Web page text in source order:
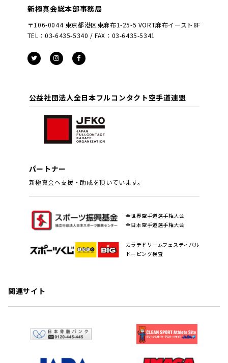
新極真会総本部事務局
〒106-0044 東京都港区東麻布1-25-5 VORT麻布イースト8F
TEL：03-6435-5340 / FAX：03-6435-5341
公益社団法人全日本フルコンタクト空手道連盟
パートナー
新極真会へ支援・助成を頂いています。
全世界空手道選手権大会
全日本空手道選手権大会
カラテドリームフェスティバル
ドーピング検査
関連サイト